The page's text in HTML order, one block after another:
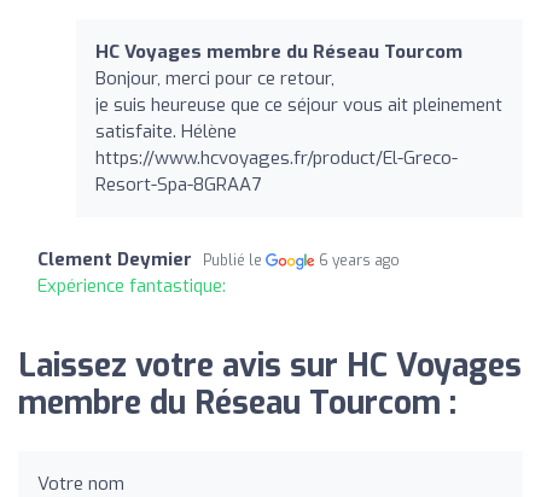
HC Voyages membre du Réseau Tourcom
Bonjour, merci pour ce retour,
je suis heureuse que ce séjour vous ait pleinement
satisfaite. Hélène
https://www.hcvoyages.fr/product/El-Greco-
Resort-Spa-8GRAA7
Clement Deymier Publié le 6 years ago
Expérience fantastique:
Laissez votre avis sur HC Voyages
membre du Réseau Tourcom :
Votre nom